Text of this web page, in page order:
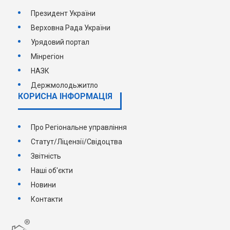
Президент України
Верховна Рада України
Урядовий портал
Мінрегіон
НАЗК
Держмолодьжитло
КОРИСНА ІНФОРМАЦІЯ
Про Регіональне управління
Статут/Ліцензії/Свідоцтва
Звітність
Наші об'єкти
Новини
Контакти